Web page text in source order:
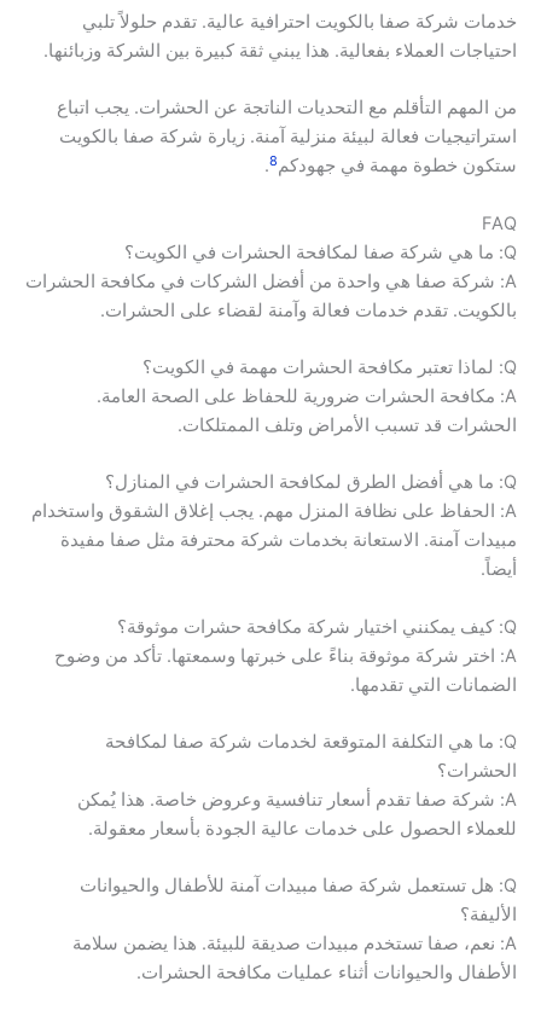
خدمات شركة صفا بالكويت احترافية عالية. تقدم حلولاً تلبي
احتياجات العملاء بفعالية. هذا يبني ثقة كبيرة بين الشركة وزبائنها.
من المهم التأقلم مع التحديات الناتجة عن الحشرات. يجب اتباع
استراتيجيات فعالة لبيئة منزلية آمنة. زيارة شركة صفا بالكويت
ستكون خطوة مهمة في جهودكم8
.
FAQ
Q: ما هي شركة صفا لمكافحة الحشرات في الكويت؟
A: شركة صفا هي واحدة من أفضل الشركات في مكافحة الحشرات
بالكويت. تقدم خدمات فعالة وآمنة لقضاء على الحشرات.
Q: لماذا تعتبر مكافحة الحشرات مهمة في الكويت؟
A: مكافحة الحشرات ضرورية للحفاظ على الصحة العامة.
الحشرات قد تسبب الأمراض وتلف الممتلكات.
Q: ما هي أفضل الطرق لمكافحة الحشرات في المنازل؟
A: الحفاظ على نظافة المنزل مهم. يجب إغلاق الشقوق واستخدام
مبيدات آمنة. الاستعانة بخدمات شركة محترفة مثل صفا مفيدة
أيضاً.
Q: كيف يمكنني اختيار شركة مكافحة حشرات موثوقة؟
A: اختر شركة موثوقة بناءً على خبرتها وسمعتها. تأكد من وضوح
الضمانات التي تقدمها.
Q: ما هي التكلفة المتوقعة لخدمات شركة صفا لمكافحة
الحشرات؟
A: شركة صفا تقدم أسعار تنافسية وعروض خاصة. هذا يُمكن
للعملاء الحصول على خدمات عالية الجودة بأسعار معقولة.
Q: هل تستعمل شركة صفا مبيدات آمنة للأطفال والحيوانات
الأليفة؟
A: نعم، صفا تستخدم مبيدات صديقة للبيئة. هذا يضمن سلامة
الأطفال والحيوانات أثناء عمليات مكافحة الحشرات.